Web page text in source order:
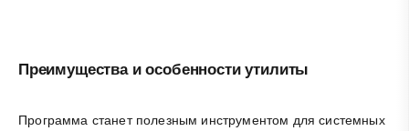
Преимущества и особенности утилиты
Программа станет полезным инструментом для системных